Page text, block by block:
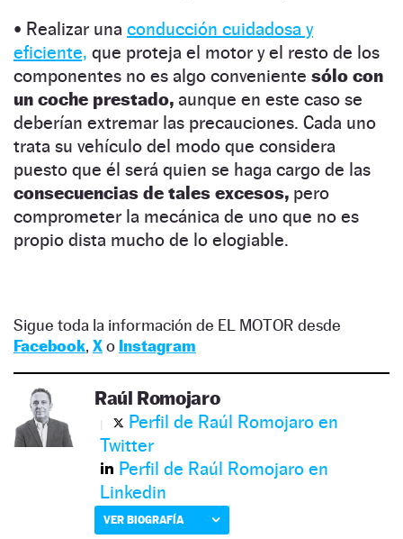
• Realizar una conducción cuidadosa y
eficiente, que proteja el motor y el resto de los
componentes no es algo conveniente sólo con
un coche prestado, aunque en este caso se
deberían extremar las precauciones. Cada uno
trata su vehículo del modo que considera
puesto que él será quien se haga cargo de las
consecuencias de tales excesos, pero
comprometer la mecánica de uno que no es
propio dista mucho de lo elogiable.
Sigue toda la información de EL MOTOR desde
Facebook, Xo Instagram
Raúl Romojaro
Perfil de Raúl Romojaro en
Twitter
Perfil de Raúl Romojaro en
Linkedin
VER BIOGRAFÍA